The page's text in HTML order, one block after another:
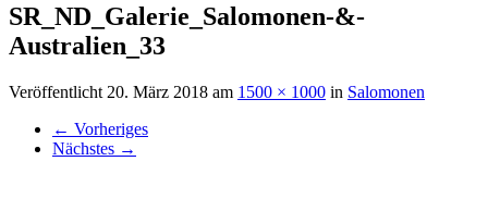
SR_ND_Galerie_Salomonen-&-
Australien_33
Veröffentlicht 20. März 2018 am 1500 × 1000 in Salomonen
← Vorheriges
Nächstes →